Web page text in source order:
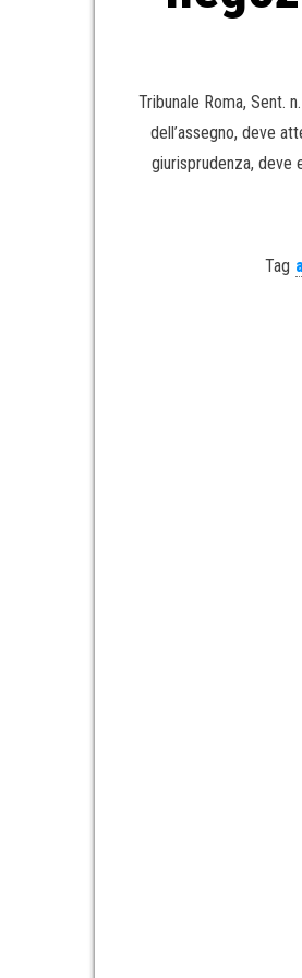
Tribunale Roma, Sent.
dell’assegno, deve
giurisprudenza, deve
Tag